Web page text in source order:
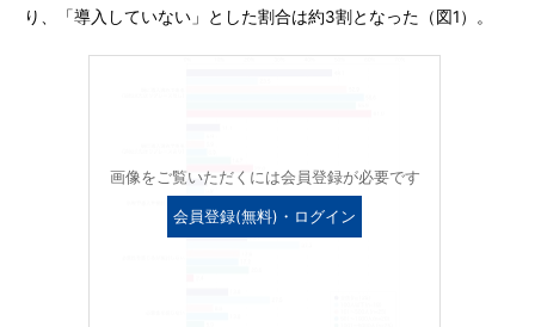
り、「導入していない」とした割合は約3割となった（図1）。
画像をご覧いただくには会員登録が必要です
会員登録(無料)・ログイン